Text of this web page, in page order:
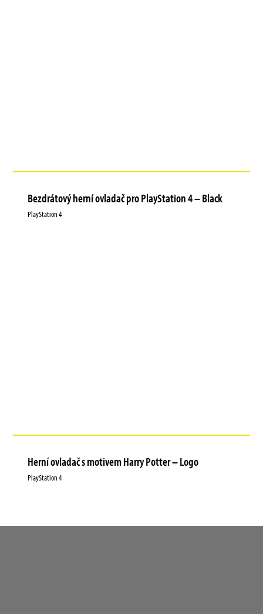
Bezdrátový herní ovladač pro PlayStation 4 – Black
PlayStation 4
Herní ovladač s motivem Harry Potter – Logo
PlayStation 4